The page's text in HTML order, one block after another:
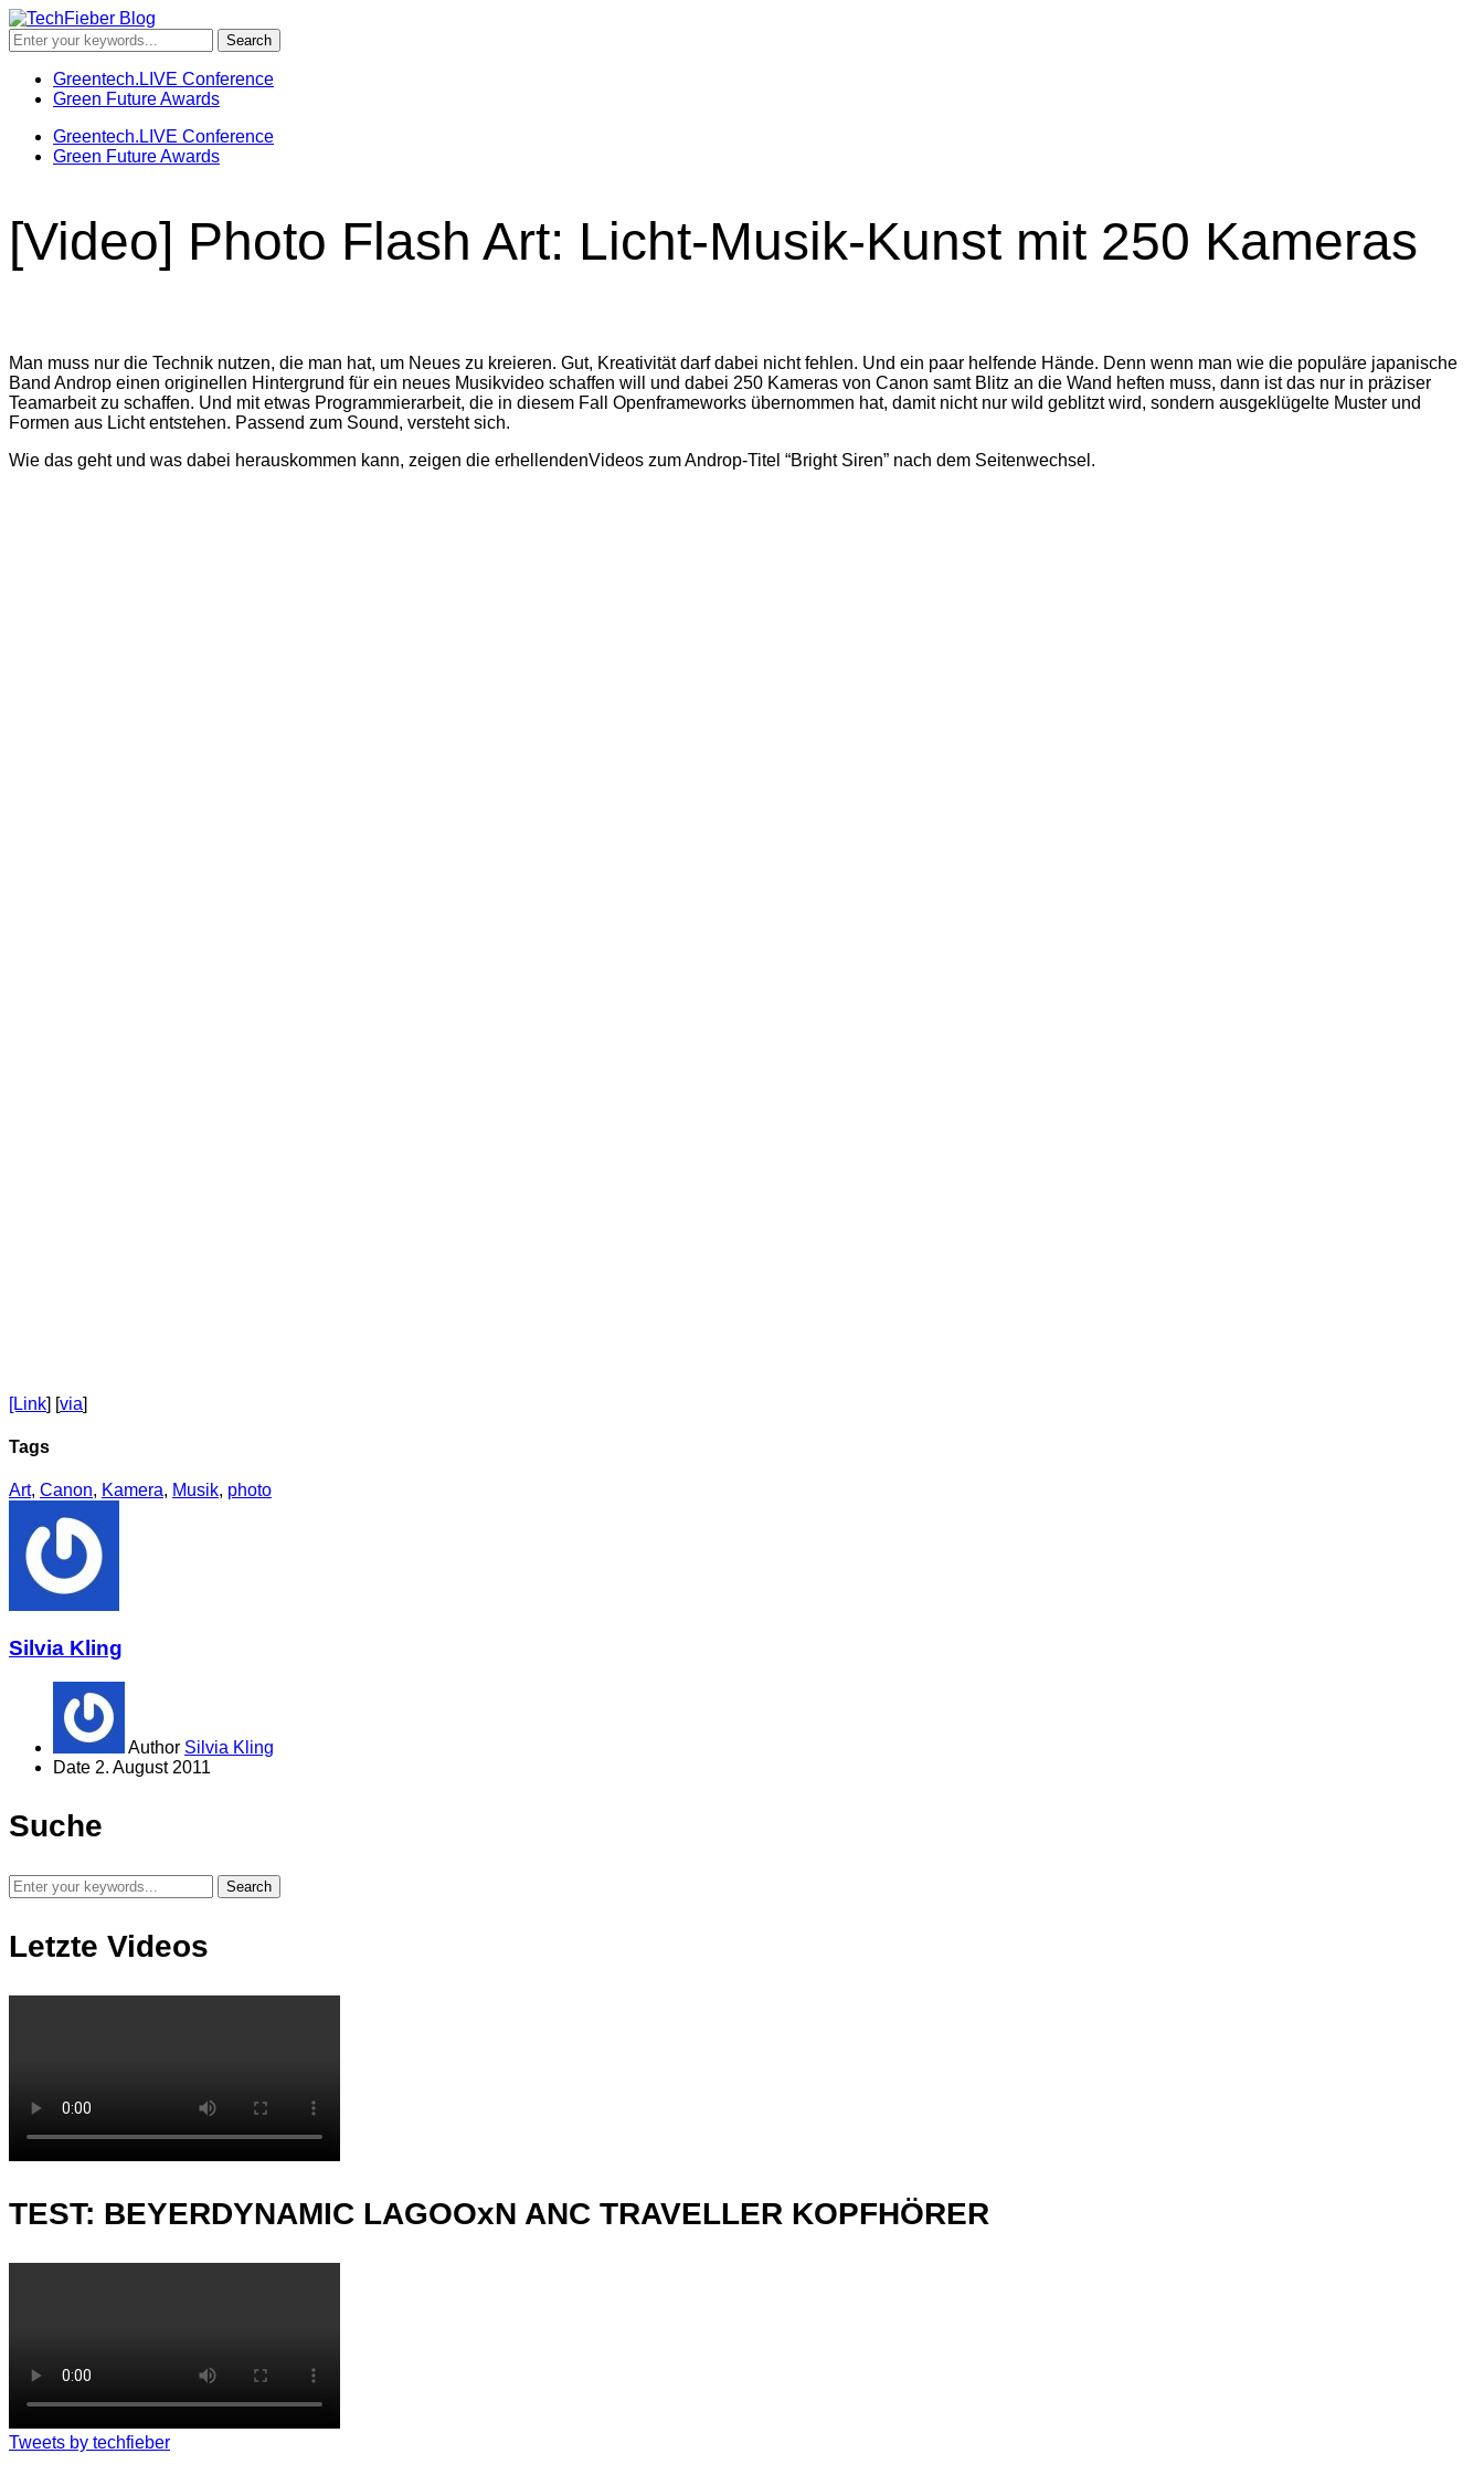
Greentech.LIVE Conference
Green Future Awards
Greentech.LIVE Conference
Green Future Awards
[Video] Photo Flash Art: Licht-Musik-Kunst mit 250 Kameras
Man muss nur die Technik nutzen, die man hat, um Neues zu kreieren. Gut, Kreativität darf dabei nicht fehlen. Und ein paar helfende Hände. Denn wenn man wie die populäre japanische
Band Androp einen originellen Hintergrund für ein neues Musikvideo schaffen will und dabei 250 Kameras von Canon samt Blitz an die Wand heften muss, dann ist das nur in präziser
Teamarbeit zu schaffen. Und mit etwas Programmierarbeit, die in diesem Fall Openframeworks übernommen hat, damit nicht nur wild geblitzt wird, sondern ausgeklügelte Muster und
Formen aus Licht entstehen. Passend zum Sound, versteht sich.
Wie das geht und was dabei herauskommen kann, zeigen die erhellendenVideos zum Androp-Titel “Bright Siren” nach dem Seitenwechsel.
[Link] [via]
Tags
Art, Canon, Kamera, Musik, photo
Silvia Kling
Author Silvia Kling
Date 2. August 2011
Suche
Letzte Videos
TEST: BEYERDYNAMIC LAGOOxN ANC TRAVELLER KOPFHÖRER
Tweets by techfieber